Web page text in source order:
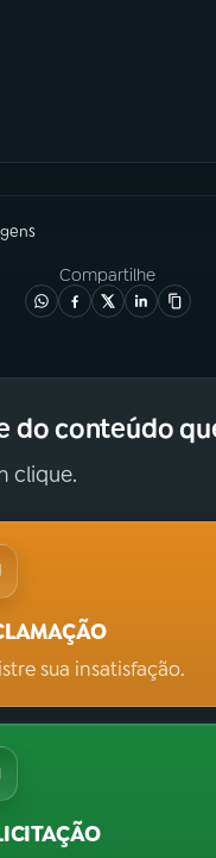
Compartilhe
do conteúdo
clique.
sua insatisfação.